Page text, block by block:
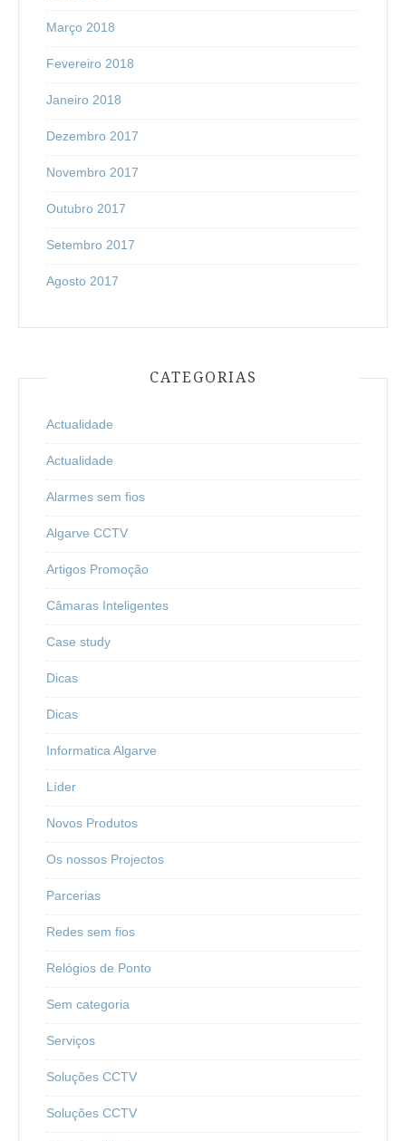
Março 2018
Fevereiro 2018
Janeiro 2018
Dezembro 2017
Novembro 2017
Outubro 2017
Setembro 2017
Agosto 2017
CATEGORIAS
Actualidade
Actualidade
Alarmes sem fios
Algarve CCTV
Artigos Promoção
Câmaras Inteligentes
Case study
Dicas
Dicas
Informatica Algarve
Líder
Novos Produtos
Os nossos Projectos
Parcerias
Redes sem fios
Relógios de Ponto
Sem categoria
Serviços
Soluções CCTV
Soluções CCTV